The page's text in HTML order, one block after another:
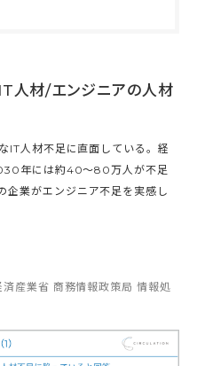
人材/エンジニアの人材
IT人材不足に直面している。経
年には約40～80万人が不足
企業がエンジニア不足を実感し
済産業省 商務情報政策局 情報処